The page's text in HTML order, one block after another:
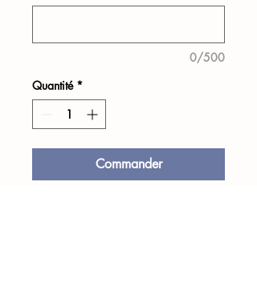
0/500
Quantité *
Commander